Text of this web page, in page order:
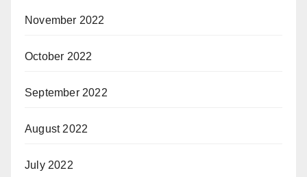
November 2022
October 2022
September 2022
August 2022
July 2022